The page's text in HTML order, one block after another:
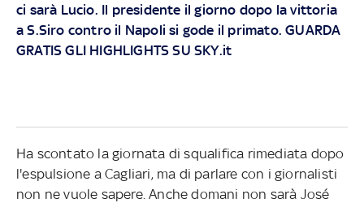
ci sarà Lucio. Il presidente il giorno dopo la vittoria
a S.Siro contro il Napoli si gode il primato. GUARDA
GRATIS GLI HIGHLIGHTS SU SKY.it
Ha scontato la giornata di squalifica rimediata dopo
l'espulsione a Cagliari, ma di parlare con i giornalisti
non ne vuole sapere. Anche domani non sarà José